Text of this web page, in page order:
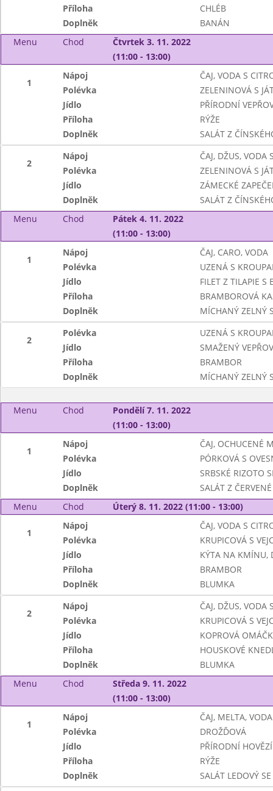
Příloha
CHLÉB
Doplněk
BANÁN
Menu
Chod
Čtvrtek 3. 11. 2022
(11:00 - 13:00)
1
Nápoj
ČAJ, VODA S
Polévka
ZELENINOVÁ S
Jídlo
PŘÍRODNÍ
Příloha
RÝŽE
Doplněk
SALÁT Z
2
Nápoj
ČAJ, DŽUS, VODA
Polévka
ZELENINOVÁ S
Jídlo
ZÁMECKÉ
Doplněk
SALÁT Z
Menu
Chod
Pátek 4. 11. 2022
(11:00 - 13:00)
1
Nápoj
ČAJ, CARO, VODA
Polévka
UZENÁ S
Jídlo
FILET Z TILAPIE S
Příloha
BRAMBOROVÁ
Doplněk
MÍCHANÝ ZELNÝ
2
Polévka
UZENÁ S
Jídlo
SMAŽENÝ
Příloha
BRAMBOR
Doplněk
MÍCHANÝ ZELNÝ
Menu Chod
Pondělí 7. 11. 2022
(11:00 - 13:00)
1
Nápoj
ČAJ, OCHUCENÉ
Polévka
PÓRKOVÁ S
Jídlo
SRBSKÉ RIZOTO
Doplněk
SALÁT Z
Menu
Chod Úterý 8. 11. 2022 (11:00 - 13:00)
1
Nápoj
ČAJ, VODA S
Polévka
KRUPICOVÁ S
Jídlo
KÝTA NA KMÍNU,
Příloha
BRAMBOR
Doplněk
BLUMKA
2
Nápoj
ČAJ, DŽUS, VODA
Polévka
KRUPICOVÁ S
Jídlo
KOPROVÁ
Příloha
HOUSKOVÉ
Doplněk
BLUMKA
Menu
Chod
Středa 9. 11. 2022
(11:00 - 13:00)
1
Nápoj
ČAJ, MELTA, VODA
Polévka
DROŽĎOVÁ
Jídlo
PŘÍRODNÍ
Příloha
RÝŽE
Doplněk
SALÁT LEDOVÝ